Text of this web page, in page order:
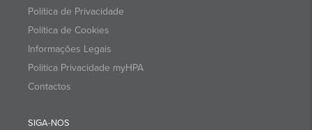
Política de Privacidade
Política de Cookies
Informações Legais
Politica Privacidade myHPA
Contactos
SIGA-NOS